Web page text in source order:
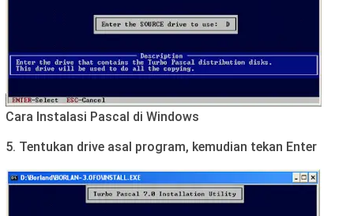
Cara Instalasi Pascal di Windows
5. Tentukan drive asal program, kemudian tekan Enter